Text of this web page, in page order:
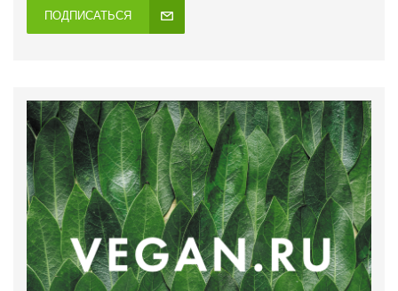
ПОДПИСАТЬСЯ